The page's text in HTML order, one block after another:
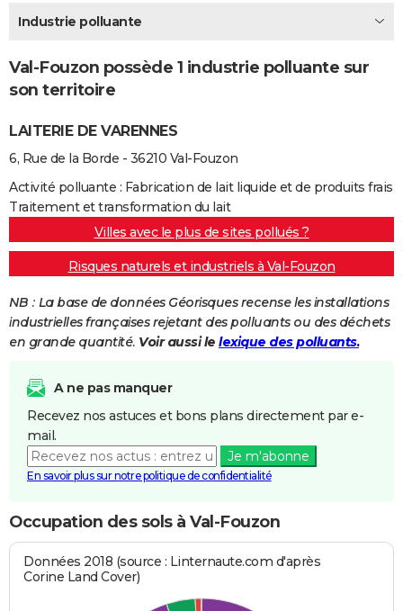
Destinations
City break
Voyage nature
Voyage de noces
Forum
Climat
+PHOTO
GUIDES D'ACHAT
BONS PLANS
CARTE DE VOEUX
Carte de Noël
Carte Bonne année
Carte Saint-Valentin
Carte Pâques
Carte d'anniversaire
DICTIONNAIRE
Dictionnaire
Biographies
Citations
Expressions
Proverbes
PROGRAMME TV
COPAINS D'AVANT
Se connecter
Entreprises
Service militaire
Avis de recherche
AVIS DE DÉCÈS
Bricolage
Lifestyle
Culture
Sport
Auto
Television
Voyage
Cinema
Industrie polluante
Val-Fouzon possède 1 industrie polluante sur
son territoire
LAITERIE DE VARENNES
6, Rue de la Borde - 36210 Val-Fouzon
Activité polluante : Fabrication de lait liquide et de produits frais
Traitement et transformation du lait
Villes avec le plus de sites pollués ?
Risques naturels et industriels à Val-Fouzon
NB : La base de données Géorisques recense les installations
industrielles françaises rejetant des polluants ou des déchets
en grande quantité. Voir aussi le lexique des polluants.
A ne pas manquer
Recevez nos astuces et bons plans directement par e-
mail.
Je m'abonne
En savoir plus sur notre politique de confidentialité
Occupation des sols à Val-Fouzon
Données 2018 (source : Linternaute.com d'après
Corine Land Cover)